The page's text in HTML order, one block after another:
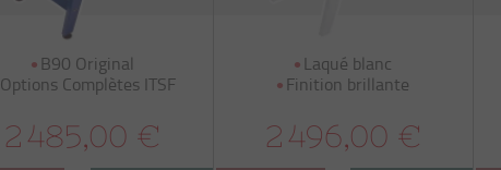
B90 Original
Options Complètes ITSF
2 485,00 €
Laqué blanc
Finition brillante
2 496,00 €